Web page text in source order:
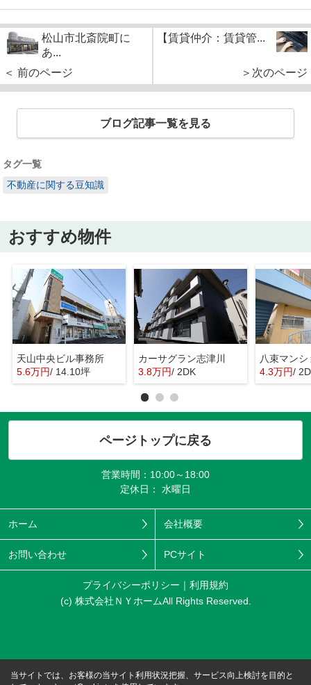
松山市北斎院町に
あ...
＜ 前のページ
【賃貸仲介：賃貸管...
＞次のページ
ブログ記事一覧を見る
タグ一覧
不動産に関する豆知識
おすすめ物件
天山中央ビル事務所
5.6万円/ 14.10坪
カーサグラン志津川
3.8万円/ 2DK
八束マンシ
4.3万円/
ページトップに戻る
営業時間：10:00～18:00
定休日： 水曜日
ホーム 会社概要
お問い合わせ PCサイト
プライバシーポリシー
利用規約
(c) 株式会社ＮＹホームAll Rights Reserved.
当サイトでは、お客様の当サイト利用状況把握、サービス向上検討を目的と